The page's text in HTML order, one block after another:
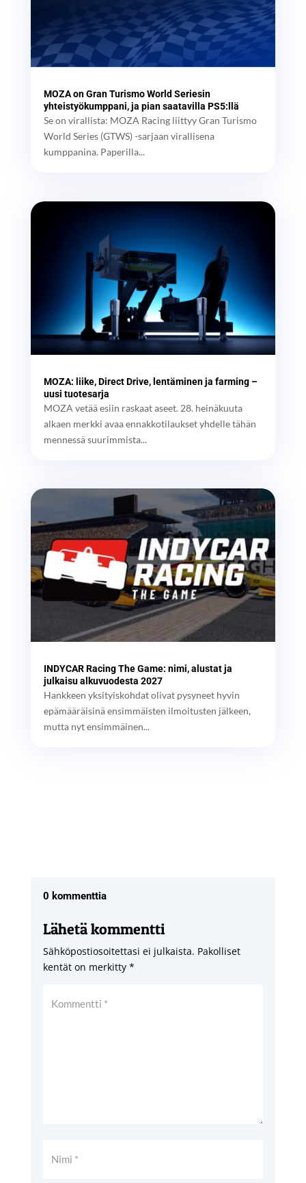
MOZA on Gran Turismo World Seriesin
yhteistyökumppani, ja pian saatavilla PS5:llä
Se on virallista: MOZA Racing liittyy Gran Turismo
World Series (GTWS) -sarjaan virallisena
kumppanina. Paperilla...
MOZA: liike, Direct Drive, lentäminen ja farming –
uusi tuotesarja
MOZA vetää esiin raskaat aseet. 28. heinäkuuta
alkaen merkki avaa ennakkotilaukset yhdelle tähän
mennessä suurimmista...
INDYCAR Racing The Game: nimi, alustat ja
julkaisu alkuvuodesta 2027
Hankkeen yksityiskohdat olivat pysyneet hyvin
epämääräisinä ensimmäisten ilmoitusten jälkeen,
mutta nyt ensimmäinen...
0 kommenttia
Lähetä kommentti
Sähköpostiosoitettasi ei julkaista. Pakolliset
kentät on merkitty *